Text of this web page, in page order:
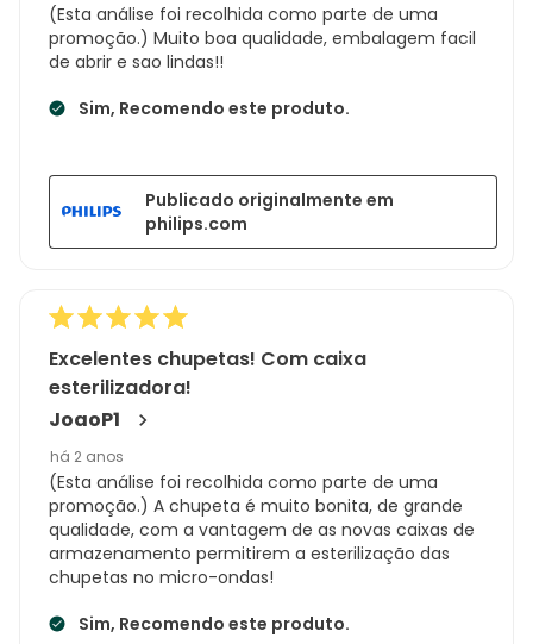
(Esta análise foi recolhida como parte de uma
promoção.) Muito boa qualidade, embalagem facil
de abrir e sao lindas!!
Sim, Recomendo este produto.
Publicado originalmente em
philips.com
Excelentes chupetas! Com caixa
esterilizadora!
JoaoP1
há 2 anos
(Esta análise foi recolhida como parte de uma
promoção.) A chupeta é muito bonita, de grande
qualidade, com a vantagem de as novas caixas de
armazenamento permitirem a esterilização das
chupetas no micro-ondas!
Sim, Recomendo este produto.